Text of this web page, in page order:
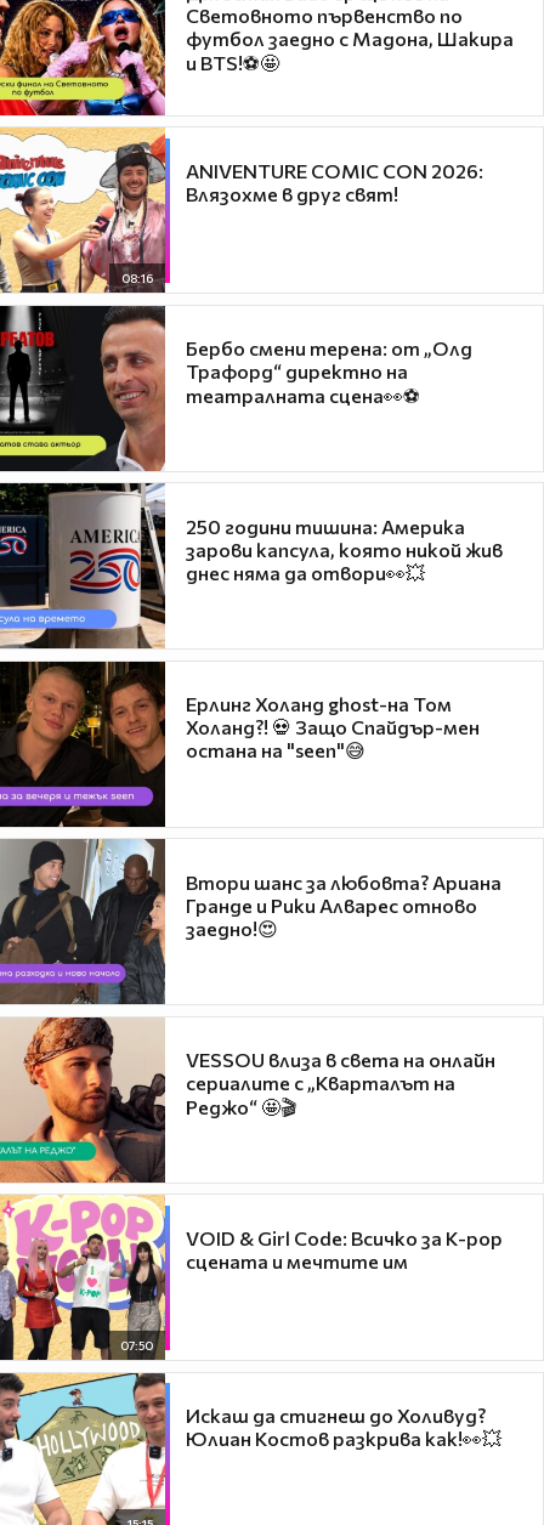
Световното първенство по
футбол заедно с Мадона, Шакира
и BTS!⚽🤩
08:16
ANIVENTURE COMIC CON 2026:
Влязохме в друг свят!
Бербо смени терена: от „Олд
Трафорд“ директно на
театралната сцена👀⚽
250 години тишина: Америка
зарови капсула, която никой жив
днес няма да отвори👀💥
Ерлинг Холанд ghost-на Том
Холанд?! 💀 Защо Спайдър-мен
остана на "seen"😅
Втори шанс за любовта? Ариана
Гранде и Рики Алварес отново
заедно!😍
VESSOU влиза в света на онлайн
сериалите с „Кварталът на
Реджо“ 🤩🎬
07:50
VOID & Girl Code: Всичко за K-pop
сцената и мечтите им
Искаш да стигнеш до Холивуд?
Юлиан Костов разкрива как!👀💥